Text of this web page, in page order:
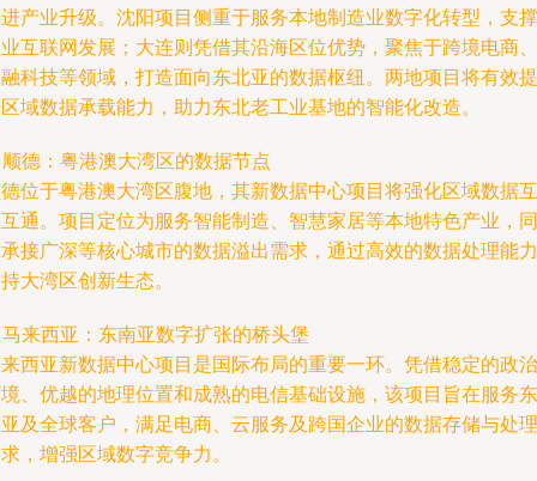
产业升级。沈阳项目侧重于服务本地制造业数字化转型，支撑
互联网发展；大连则凭借其沿海区位优势，聚焦于跨境电商、
科技等领域，打造面向东北亚的数据枢纽。两地项目将有效提
域数据承载能力，助力东北老工业基地的智能化改造。
德：粤港澳大湾区的数据节点
位于粤港澳大湾区腹地，其新数据中心项目将强化区域数据互
通。项目定位为服务智能制造、智慧家居等本地特色产业，同
接广深等核心城市的数据溢出需求，通过高效的数据处理能力
大湾区创新生态。
来西亚：东南亚数字扩张的桥头堡
西亚新数据中心项目是国际布局的重要一环。凭借稳定的政治
、优越的地理位置和成熟的电信基础设施，该项目旨在服务东
及全球客户，满足电商、云服务及跨国企业的数据存储与处理
，增强区域数字竞争力。